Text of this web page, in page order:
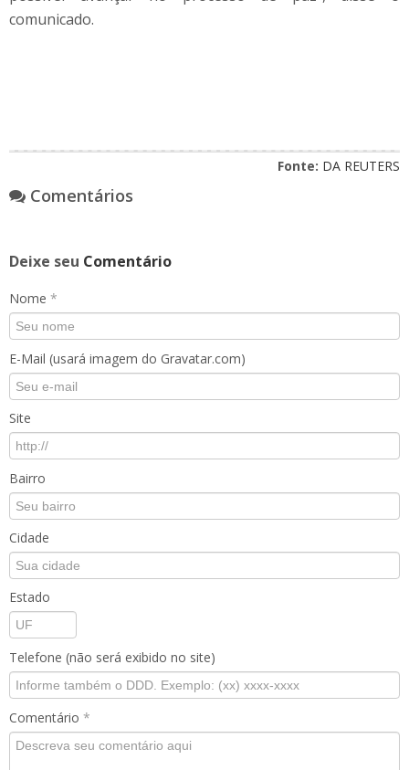
comunicado.
Fonte: DA REUTERS
Comentários
Deixe seu Comentário
Nome *
E-Mail (usará imagem do Gravatar.com)
Site
Bairro
Cidade
Estado
Telefone (não será exibido no site)
Comentário *